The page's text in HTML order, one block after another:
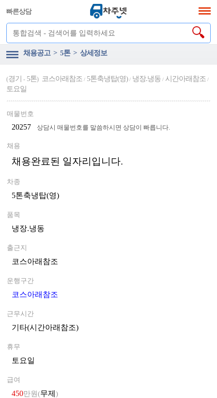
빠른상담
채용공고 > 5톤 > 상세정보
(경기 - 5톤) 코스아래참조/ 5톤축냉탑(영)/ 냉장.냉동/ 시간아래참조/
토요일
매물번호
20257 상담시 매물번호를 말씀하시면 상담이 빠릅니다.
채용
채용완료된 일자리입니다.
차종
5톤축냉탑(영)
품목
냉장.냉동
출근지
코스아래참조
운행구간
코스아래참조
근무시간
기타(시간아래참조)0
휴무
토요일
급여
450만원(무제 )